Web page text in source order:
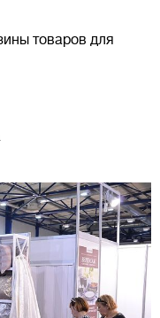
товаров для